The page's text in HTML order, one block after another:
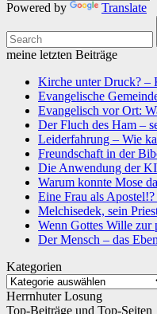
Powered by Translate
meine letzten Beiträge
Kirche unter Druck? –
Evangelische
Evangelisch vor Ort:
Der Fluch des Ham –
Leiderfahrung – Wie
Freundschaft in der
Die Anwendung der KI
Warum konnte Mose
Eine Frau als
Melchisedek, sein
Wenn Gottes Wille zur
Der Mensch – das
Kategorien
Kategorien
Herrnhuter Losung
Top-Beiträge und Top-Seiten